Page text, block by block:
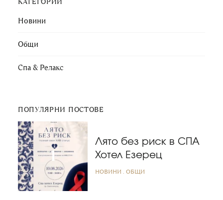
Новини
Общи
Спа & Релакс
ПОПУЛЯРНИ ПОСТОВЕ
Лято без риск в СПА
Хотел Езерец
НОВИНИ ОБЩИ